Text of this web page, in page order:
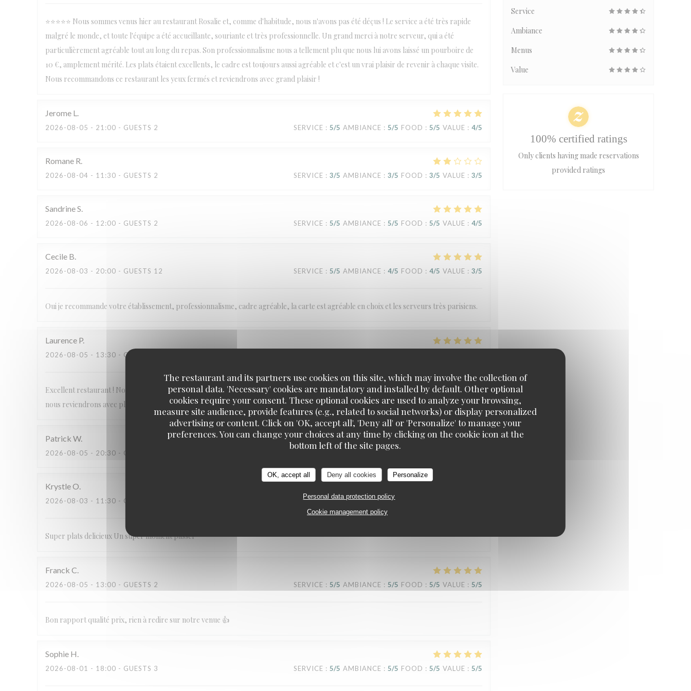
The restaurant and its partners use cookies on this site, which may involve the collection of
personal data. 'Necessary' cookies are mandatory and installed by default. Other optional
cookies require your consent. These optional cookies are used to analyze your browsing,
measure site audience, provide features (e.g., related to social networks) or display personalized
advertising or content. Click on 'OK, accept all', 'Deny all' or 'Personalize' to manage your
preferences. You can change your choices at any time by clicking on the cookie icon at the
bottom left of the site pages.
OK, accept all Deny all cookies Personalize
Personal data protection policy
Cookie management policy
⭐⭐⭐⭐⭐ Nous sommes venus hier au restaurant Rosalie et, comme d'habitude, nous n'avons pas été déçus ! Le service a été très rapide
malgré le monde, et toute l'équipe a été accueillante, souriante et très professionnelle. Un grand merci à notre serveur, qui a été
particulièrement agréable tout au long du repas. Son professionnalisme nous a tellement plu que nous lui avons laissé un pourboire de
10 €, amplement mérité. Les plats étaient excellents, le cadre est toujours aussi agréable et c'est un vrai plaisir de revenir à chaque visite.
Nous recommandons ce restaurant les yeux fermés et reviendrons avec grand plaisir !
Jerome L
2026-08-05 - 21:00 - GUESTS 2 SERVICE : 5/5 AMBIANCE : 5/5 FOOD : 5/5 VALUE : 4/5
Romane R
2026-08-04 - 11:30 - GUESTS 2 SERVICE : 3/5 AMBIANCE : 3/5 FOOD : 3/5 VALUE : 3/5
SandrineS
2026-08-06 - 12:00 - GUESTS 2 SERVICE : 5/5 AMBIANCE : 5/5 FOOD : 5/5 VALUE : 4/5
Cecile B
2026-08-03 - 20:00 - GUESTS 12 SERVICE : 5/5 AMBIANCE : 4/5 FOOD : 4/5 VALUE : 3/5
Oui je recommande votre établissement, professionnalisme, cadre agréable, la carte est agréable en choix et les serveurs très parisiens.
Laurence P
2026-08-05 - 13:30 - GUESTS 2
Excellent restaurant ! Nous nous sommes régalés et le service est irréprochable. Nous recommandons ce restaurant sans hésitation et
nous reviendrons avec plaisir.
Patrick W
2026-08-05 - 20:30 - GUESTS 3 AMBIANCE 3
KrystleO
2026-08-03 - 11:30 - GUESTS 4 SERVICE: 5/5 AMBIANCE: 4/5
Super plats delicieux Un super moment passer
Franck C
2026-08-05 - 13:00 - GUESTS 2 SERVICE : 5/5 AMBIANCE : 5/5 FOOD : 5/5 VALUE : 5/5
Bon rapport qualité prix, rien à redire sur notre venue 👍
Sophie H
2026-08-01 - 18:00 - GUESTS 3 SERVICE : 5/5 AMBIANCE : 5/5 FOOD : 5/5 VALUE : 5/5
Service
Ambiance
Menus
Value
100% certified ratings
Only clients having made reservations
provided ratings